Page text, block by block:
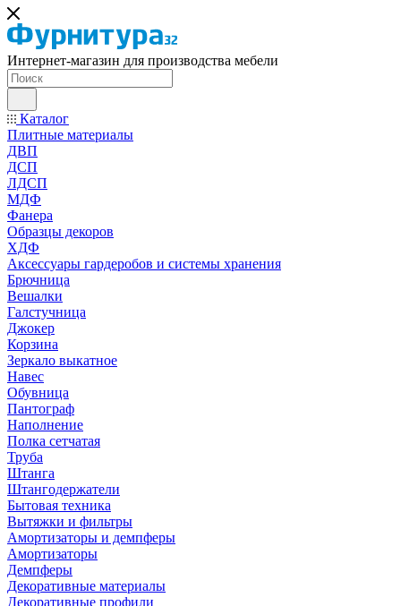
Интернет-магазин для производства мебели
Каталог
Плитные материалы
ДВП
ДСП
ЛДСП
МДФ
Фанера
Образцы декоров
ХДФ
Аксессуары гардеробов и системы хранения
Брючница
Вешалки
Галстучница
Джокер
Корзина
Зеркало выкатное
Навес
Обувница
Пантограф
Наполнение
Полка сетчатая
Труба
Штанга
Штангодержатели
Бытовая техника
Вытяжки и фильтры
Амортизаторы и демпферы
Амортизаторы
Демпферы
Декоративные материалы
Декоративные профили